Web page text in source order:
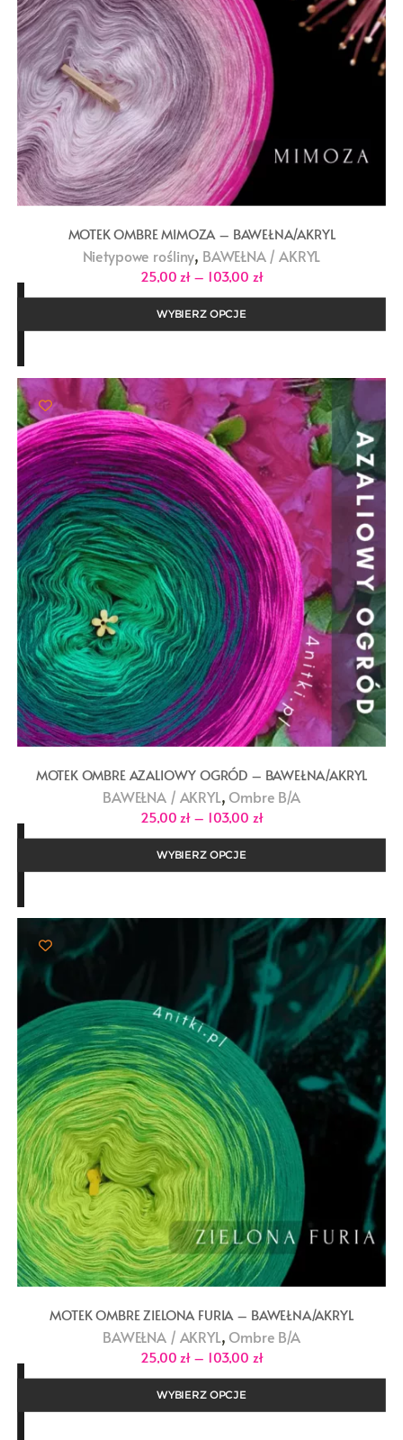
MOTEK OMBRE MIMOZA – BAWEŁNA/AKRYL
Nietypowe rośliny, BAWEŁNA / AKRYL
25,00zł – 103,00 złZakres
od
do
WYBIERZ OPCJE
MOTEK OMBRE AZALIOWY OGRÓD – BAWEŁNA/AKRYL
BAWEŁNA / AKRYL, Ombre B/A
25,00 zł – 103,00 złZakres
cen:
od
do
WYBIERZ OPCJE
MOTEK OMBRE ZIELONA FURIA – BAWEŁNA/AKRYL
BAWEŁNA / AKRYL, Ombre B/A
25,00 zł – 103,00 złZakres
cen:
od
do
WYBIERZ OPCJE